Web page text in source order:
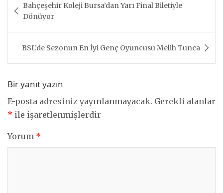
gezinmesi
Bahçeşehir Koleji Bursa’dan Yarı Final Biletiyle
Dönüyor
BSL’de Sezonun En İyi Genç Oyuncusu Melih Tunca
Bir yanıt yazın
E-posta adresiniz yayınlanmayacak. Gerekli alanlar
* ile işaretlenmişlerdir
Yorum *